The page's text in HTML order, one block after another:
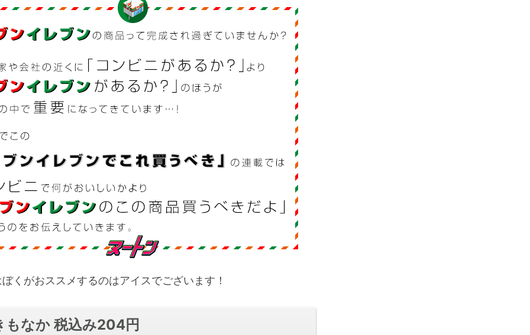
くがおススメするのはアイスでございます！
もなか 税込み204円